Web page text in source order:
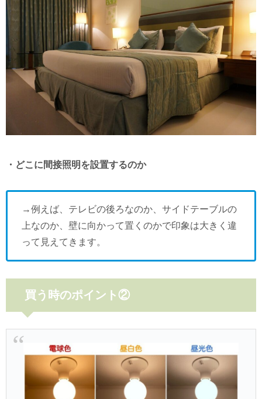
・どこに間接照明を設置するのか
→例えば、テレビの後ろなのか、サイドテーブルの
上なのか、壁に向かって置くのかで印象は大きく違
って見えてきます。
買う時のポイント②